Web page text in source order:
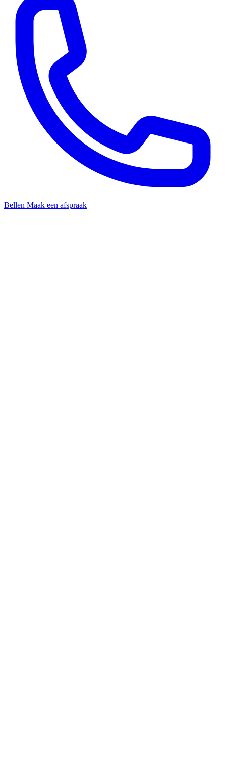
Bellen Maak een afspraak